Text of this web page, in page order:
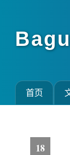
首页
18